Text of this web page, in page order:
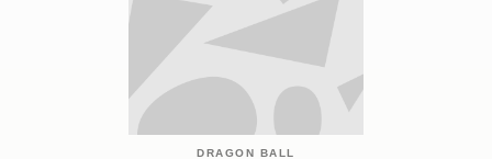
DRAGON BALL